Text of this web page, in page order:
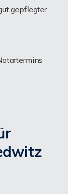
gepflegter